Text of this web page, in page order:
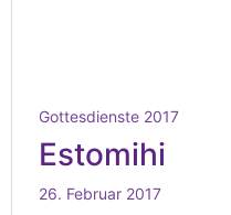
Gottesdienste 2017
Estomihi
26. Februar 2017